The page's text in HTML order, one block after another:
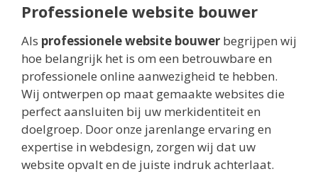
Professionele website bouwer
Als professionele website bouwer begrijpen wij
hoe belangrijk het is om een betrouwbare en
professionele online aanwezigheid te hebben.
Wij ontwerpen op maat gemaakte websites die
perfect aansluiten bij uw merkidentiteit en
doelgroep. Door onze jarenlange ervaring en
expertise in webdesign, zorgen wij dat uw
website opvalt en de juiste indruk achterlaat.